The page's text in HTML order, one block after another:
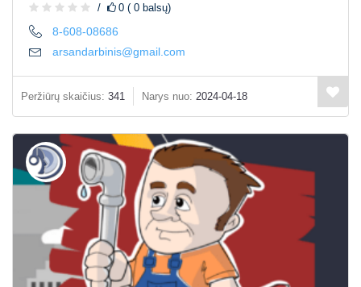
0 ( 0 balsų)
8-608-08686
arsandarbinis@gmail.com
Peržiūrų skaičius: 341 Narys nuo: 2024-04-18